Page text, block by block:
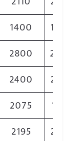
1400
2800
2400
2075
2195